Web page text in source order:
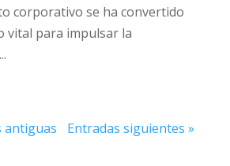
corporativo se ha convertido
vital para impulsar la
antiguas Entradas siguientes »